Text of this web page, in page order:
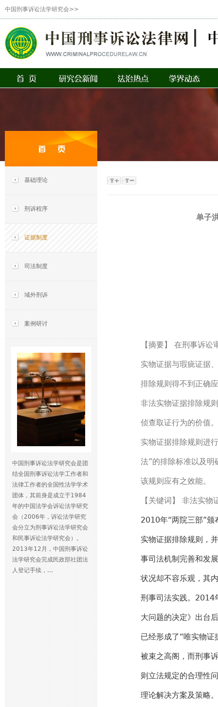
中国刑事诉讼法学研究会>>
基础理论
刑诉程序
证据制度
司法制度
域外刑诉
案例研讨
中国刑事诉讼法学研究会是团
结全国刑事诉讼法学工作者和
法律工作者的全国性法学学术
团体，其前身是成立于1984
年的中国法学会诉讼法学研究
会（2006年，诉讼法学研究
会分立为刑事诉讼法学研究会
和民事诉讼法学研究会）。
2013年12月，中国刑事诉讼
法学研究会完成民政部社团法
人登记手续，...
单子
【摘要】 在刑事诉
实物证据与瑕疵证据
排除规则得不到正确
非法实物证据排除规
侦查取证行为的价值
实物证据排除规则进
法”的排除标准以及明
该规则应有之效能。
【关键词】 非法实
2010年“两院三部”颁
实物证据排除规则，
事司法机制完善和发
状况却不容乐观，其
刑事司法实践。2014
大问题的决定》出台
已经形成了“唯实物
被束之高阁，而刑事
则立法规定的合理性
理论解决方案及策略